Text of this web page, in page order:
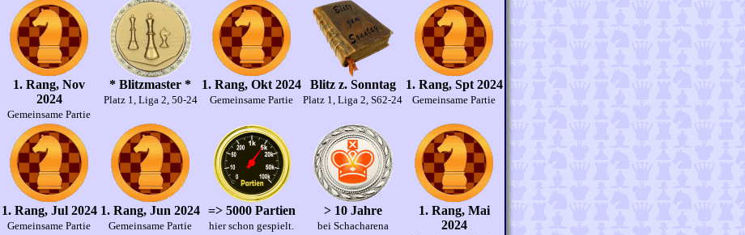
1. Rang, Nov
2024
Gemeinsame Partie
* Blitzmaster *
Platz 1, Liga 2, 50-24
1. Rang, Okt 2024
Gemeinsame Partie
Blitz z. Sonntag
Platz 1, Liga 2, S62-24
1. Rang, Spt 2024
Gemeinsame Partie
1. Rang, Jul 2024
Gemeinsame Partie
1. Rang, Jun 2024
Gemeinsame Partie
=> 5000 Partien
hier schon gespielt.
> 10 Jahre
bei Schacharena
1. Rang, Mai
2024